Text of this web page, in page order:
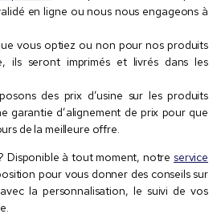
en ligne ou nous nous engageons à
vous optiez ou non pour nos produits
ils seront imprimés et livrés dans les
des prix d’usine sur les produits
garantie d’alignement de prix pour que
de la meilleure offre.
Disponible à tout moment, notre service
pour vous donner des conseils sur
la personnalisation, le suivi de vos